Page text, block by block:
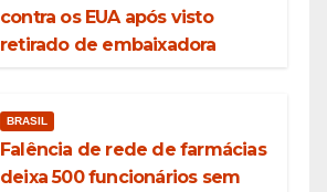
contra os EUA após visto
retirado de embaixadora
BRASIL
Falência de rede de farmácias
deixa 500 funcionários sem